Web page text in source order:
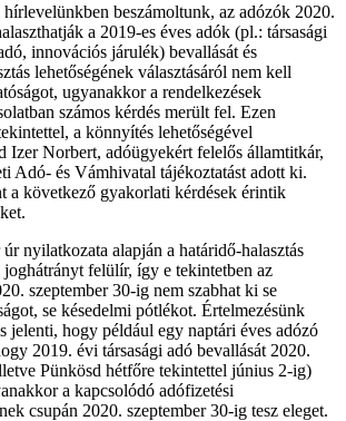
beszámoltunk, az adózók 2020.
a 2019-es éves adók (pl.: társasági
innovációs járulék) bevallását és
lehetőségének választásáról nem kell
ugyanakkor a rendelkezések
számos kérdés merült fel. Ezen
a könnyítés lehetőségével
Izer Norbert, adóügyekért felelős államtitkár,
Adó- és Vámhivatal tájékoztatást adott ki.
a következő gyakorlati kérdések érintik
nyilatkozata alapján a határidő-halasztás
joghátrányt felülír, így e tekintetben az
szeptember 30-ig nem szabhat ki se
se késedelmi pótlékot. Értelmezésünk
jelenti, hogy például egy naptári éves adózó
2019. évi társasági adó bevallását 2020.
Pünkösd hétfőre tekintettel június 2-ig)
a kapcsolódó adófizetési
csupán 2020. szeptember 30-ig tesz eleget.